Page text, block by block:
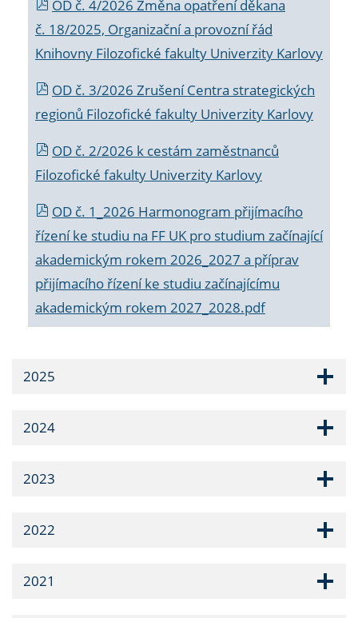
OD č. 4/2026 Změna opatření děkana
č. 18/2025, Organizační a provozní řád
Knihovny Filozofické fakulty Univerzity Karlovy
OD č. 3/2026 Zrušení Centra strategických
regionů Filozofické fakulty Univerzity Karlovy
OD č. 2/2026 k cestám zaměstnanců
Filozofické fakulty Univerzity Karlovy
OD č. 1_2026 Harmonogram přijímacího
řízení ke studiu na FF UK pro studium začínající
akademickým rokem 2026_2027 a příprav
přijímacího řízení ke studiu začínajícímu
akademickým rokem 2027_2028.pdf
2025
2024
2023
2022
2021